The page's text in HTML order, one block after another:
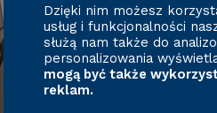
Dzięki nim możesz
usług i funkcjonalności
służą nam także do
personalizowania
mogą być także
reklam.